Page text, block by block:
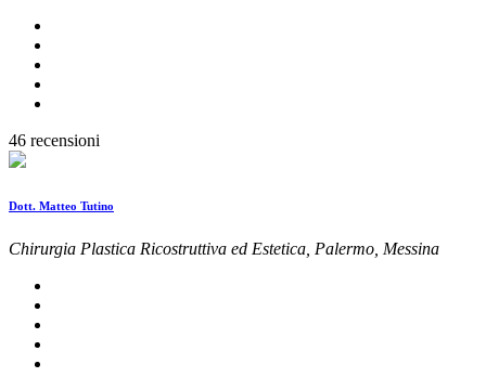
46 recensioni
Dott. Matteo Tutino
Chirurgia Plastica Ricostruttiva ed Estetica, Palermo, Messina